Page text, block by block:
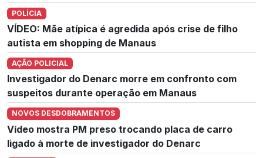
POLÍCIA
VÍDEO: Mãe atípica é agredida após crise de filho
autista em shopping de Manaus
AÇÃO POLICIAL
Investigador do Denarc morre em confronto com
suspeitos durante operação em Manaus
NOVOS DESDOBRAMENTOS
Vídeo mostra PM preso trocando placa de carro
ligado à morte de investigador do Denarc